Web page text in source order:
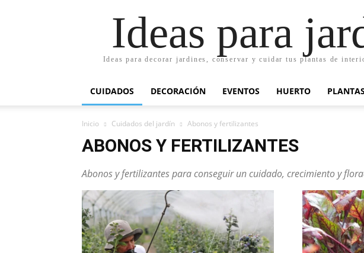
Ideas para
Ideas para decorar jardines, conservar y cuidar tus plantas de
CUIDADOS DECORACIÓN EVENTOS HUERTO PLANTAS
Inicio Cuidados del jardín Abonos y fertilizantes
ABONOS Y FERTILIZANTES
Abonos y fertilizantes para conseguir un cuidado, crecimiento y